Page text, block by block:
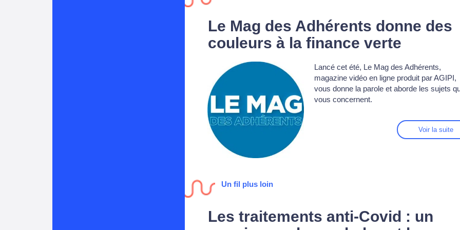
Le Mag des Adhérents donne des
couleurs à la finance verte
Lancé cet été, Le Mag des Adhérents,
magazine vidéo en ligne produit par AGIPI,
vous donne la parole et aborde les sujets
vous concernent.
Voir la suite
Un fil plus loin
Les traitements anti-Covid : un